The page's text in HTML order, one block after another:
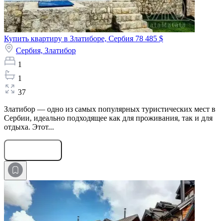
Купить квартиру в Златиборе, Сербия 78 485 $
Сербия, Златибор
1
1
37
Златибор — одно из самых популярных туристических мест в
Сербии, идеально подходящее как для проживания, так и для
отдыха. Этот...